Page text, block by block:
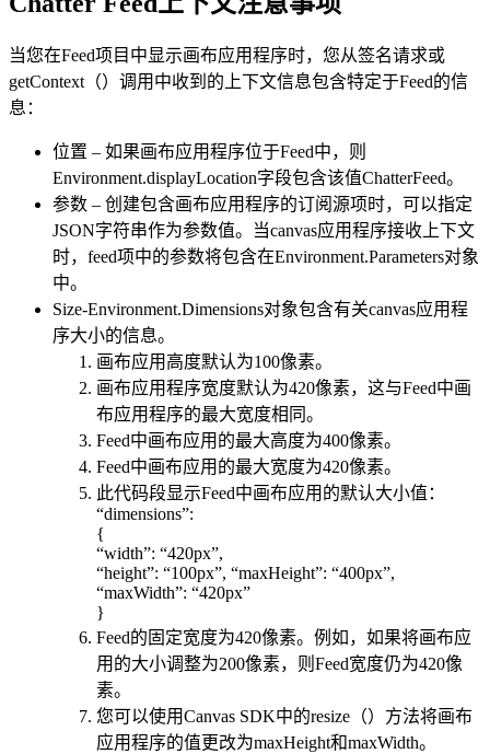
当您在Feed项目中显示画布应用程序时，您从签名请求或
getContext（）调用中收到的上下文信息包含特定于Feed的信
息：
位置 – 如果画布应用程序位于Feed中，则
Environment.displayLocation字段包含该值ChatterFeed。
参数 – 创建包含画布应用程序的订阅源项时，可以指定
JSON字符串作为参数值。当canvas应用程序接收上下文
时，feed项中的参数将包含在Environment.Parameters对象
中。
Size-Environment.Dimensions对象包含有关canvas应用程
序大小的信息。
画布应用高度默认为100像素。
画布应用程序宽度默认为420像素，这与Feed中画
布应用程序的最大宽度相同。
Feed中画布应用的最大高度为400像素。
Feed中画布应用的最大宽度为420像素。
此代码段显示Feed中画布应用的默认大小值：
“dimensions”:
{
“width”: “420px”,
“height”: “100px”, “maxHeight”: “400px”,
“maxWidth”: “420px”
}
Feed的固定宽度为420像素。例如，如果将画布应
用的大小调整为200像素，则Feed宽度仍为420像
素。
您可以使用Canvas SDK中的resize（）方法将画布
应用程序的值更改为maxHeight和maxWidth。